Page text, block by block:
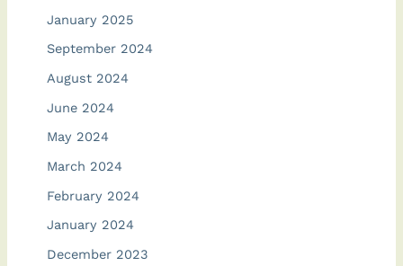
January 2025
September 2024
August 2024
June 2024
May 2024
March 2024
February 2024
January 2024
December 2023